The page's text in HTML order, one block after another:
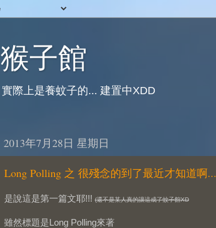
猴子館
實際上是養蚊子的... 建置中XDD
2013年7月28日 星期日
Long Polling 之 很殘念的到了最近才知道啊...
是說這是第一篇文耶!!! (還不是某人真的讓這成了蚊子館XD
雖然標題是Long Polling來著